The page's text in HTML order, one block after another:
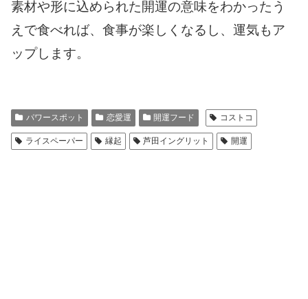
素材や形に込められた開運の意味をわかったう
えで食べれば、食事が楽しくなるし、運気もア
ップします。
パワースポット 恋愛運 開運フード コストコ
ライスペーパー 縁起 芦田イングリット 開運